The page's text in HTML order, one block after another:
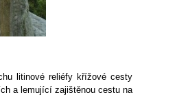
litinové reliéfy křížové cesty
a lemující zajištěnou cestu na